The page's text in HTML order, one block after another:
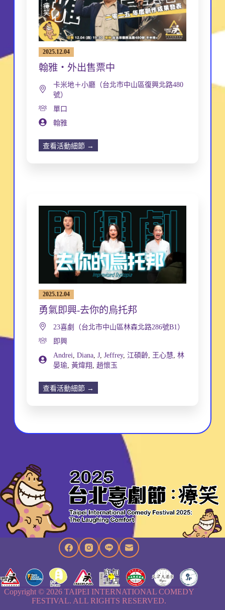
2025.12.04
翰雅・外出售票中
卡米地＋小廳（台北市中山區復興北路480
號）
單口
翰雅
查看活動細節 →
2025.12.04
勇氣即興-去你的烏托邦
23喜劇（台北市中山區林森北路286號B1）
即興
Andrei Diana, J, Jeffrey, 江碩齡, 王心慧, 林
晏瑜, 黃煒翔 趙懷玉
查看活動細節 →
Copyright © 2026 TAIPEI INTERNATIONAL COMEDY
FESTIVAL. ALL RIGHTS RESERVED.